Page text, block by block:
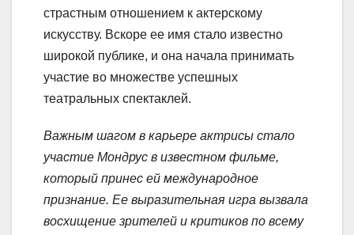
страстным отношением к актерскому
искусству. Вскоре ее имя стало известно
широкой публике, и она начала принимать
участие во множестве успешных
театральных спектаклей.
Важным шагом в карьере актрисы стало
участие Мондрус в известном фильме,
который принес ей международное
признание. Ее выразительная игра вызвала
восхищение зрителей и критиков по всему